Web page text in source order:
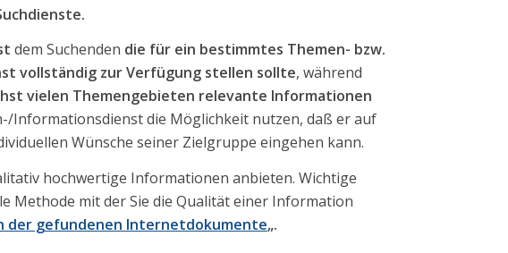
dem Suchenden die für ein bestimmtes Themen- bzw.
vollständig zur Verfügung stellen sollte, während
vielen Themengebieten relevante Informationen
Informationsdienst die Möglichkeit nutzen, daß er auf
Wünsche seiner Zielgruppe eingehen kann.
hochwertige Informationen anbieten. Wichtige
Methode mit der Sie die Qualität einer Information
der gefundenen Internetdokumente„.